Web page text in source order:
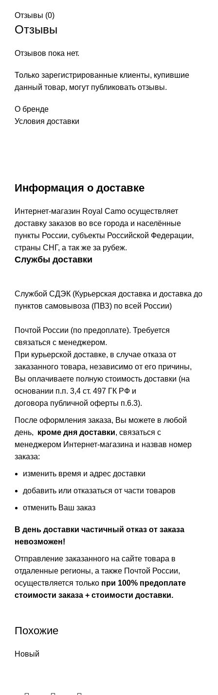
Отзывы (0)
Отзывы
Отзывов пока нет.
Только зарегистрированные клиенты, купившие
данный товар, могут публиковать отзывы.
О бренде
Условия доставки
Информация о доставке
Интернет-магазин Royal Camo осуществляет
доставку заказов во все города и населённые
пункты России, субъекты Российской Федерации,
страны СНГ, а так же за рубеж.
Службы доставки
Службой СДЭК (Курьерская доставка и доставка до
пунктов самовывоза (ПВЗ) по всей России)
Почтой России (по предоплате). Требуется
связаться с менеджером.
При курьерской доставке, в случае отказа от
заказанного товара, независимо от его причины,
Вы оплачиваете полную стоимость доставки (на
основании п.п. 3,4 ст. 497 ГК РФ и
договора публичной оферты п.6.3).
После оформления заказа, Вы можете в любой
день, кроме дня доставки, связаться с
менеджером Интернет-магазина и назвав номер
заказа:
изменить время и адрес доставки
добавить или отказаться от части товаров
отменить Ваш заказ
В день доставки частичный отказ от заказа
невозможен!
Отправление заказанного на сайте товара в
отдаленные регионы, а также Почтой России,
осуществляется только при 100% предоплате
стоимости заказа + стоимости доставки.
Похожие
Новый